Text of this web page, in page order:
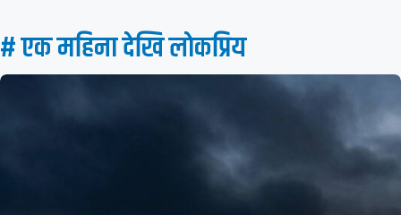
# एक महिना देखि लाेकप्रिय